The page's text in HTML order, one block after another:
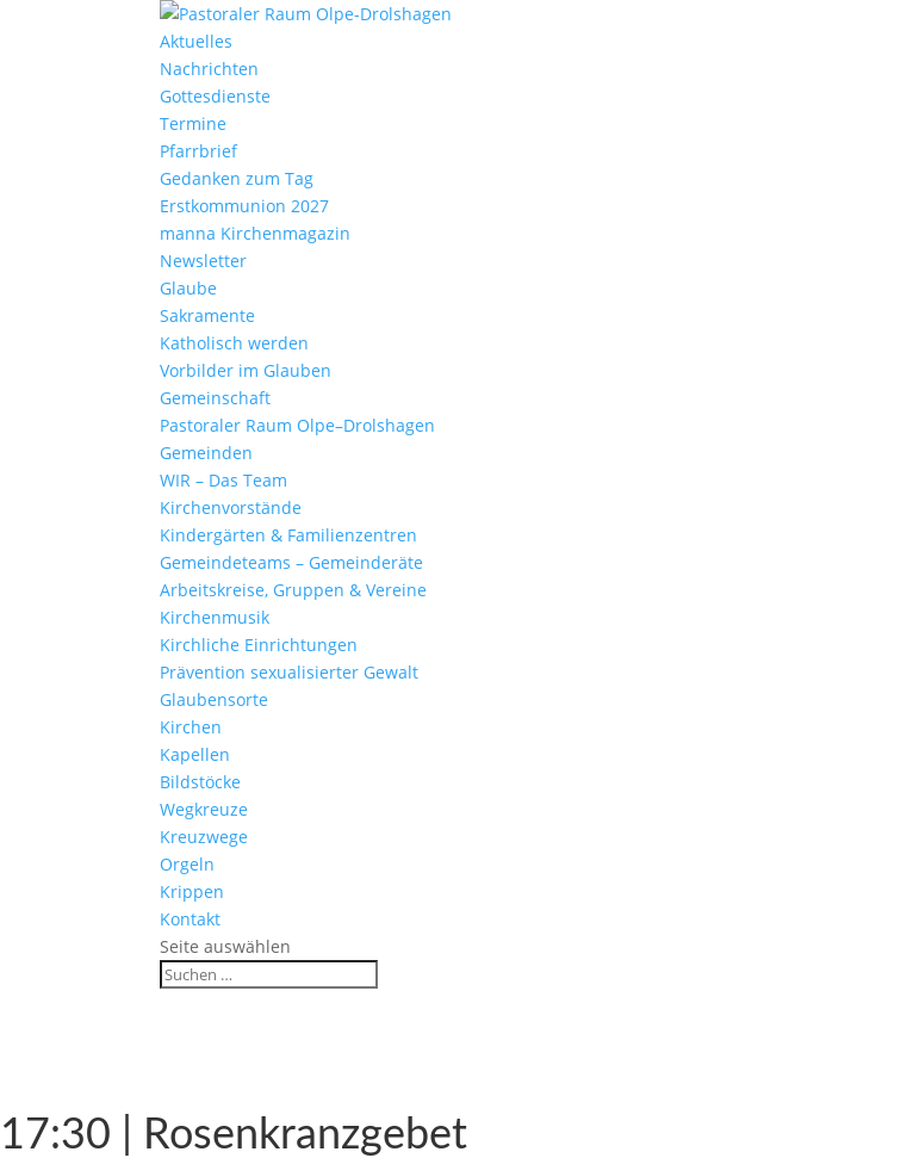
Aktu­elles
Nach­richten
Gottes­dienste
Termine
Pfarr­brief
Gedanken zum Tag
Erst­kom­mu­nion 2027
manna Kirchen­ma­gazin
News­letter
Glaube
Sakra­mente
Katho­lisch werden
Vorbilder im Glauben
Gemein­schaft
Pasto­raler Raum Olpe–Drolshagen
Gemeinden
WIR – Das Team
Kirchen­vor­stände
Kinder­gärten & Familienzentren
Gemein­de­teams – Gemeinderäte
Arbeits­kreise, Gruppen & Vereine
Kirchen­musik
Kirch­liche Einrichtungen
Präven­tion sexua­li­sierter Gewalt
Glau­ben­s­orte
Kirchen
Kapellen
Bild­stöcke
Wegkreuze
Kreuz­wege
Orgeln
Krippen
Kontakt
Seite auswählen
17:30 | Rosenkranzgebet